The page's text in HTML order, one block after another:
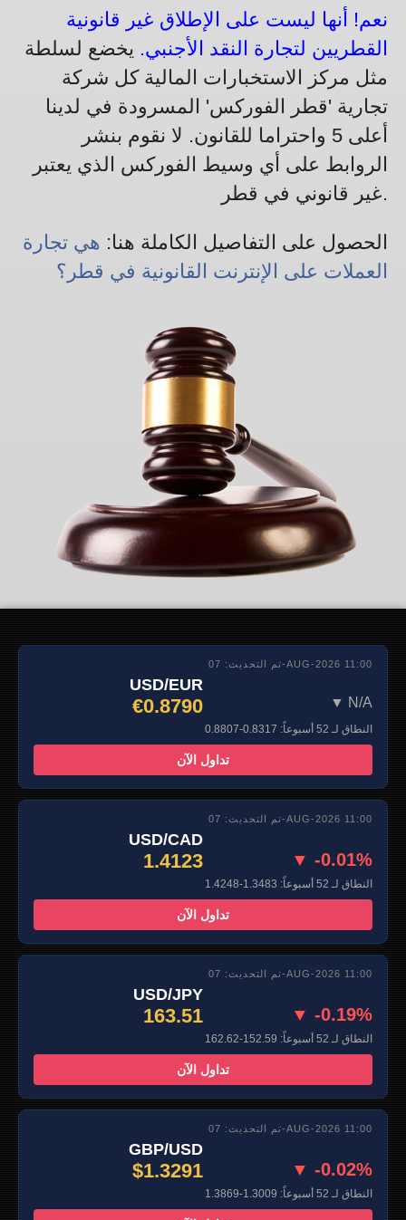
نعم! أنها ليست على الإطلاق غير قانونية
القطريين لتجارة النقد الأجنبي. يخضع لسلطة
مثل مركز الاستخبارات المالية كل شركة
تجارية 'قطر الفوركس' المسرودة في لدينا
أعلى 5 واحتراما للقانون. لا نقوم بنشر
الروابط على أي وسيط الفوركس الذي يعتبر
غير قانوني في قطر.
الحصول على التفاصيل الكاملة هنا: هي تجارة
العملات على الإنترنت القانونية في قطر؟
تم التحديث: 07-AUG-2026 11:00
USD/EUR
€0.8790 ▼ N/A
النطاق لـ 52 أسبوعاً: 0.8317-0.8807
تداول الآن
تم التحديث: 07-AUG-2026 11:00
USD/CAD
1.4123 ▼ -0.01%
النطاق لـ 52 أسبوعاً: 1.3483-1.4248
تداول الآن
تم التحديث: 07-AUG-2026 11:00
USD/JPY
163.51 ▼ -0.19%
النطاق لـ 52 أسبوعاً: 152.59-162.62
تداول الآن
تم التحديث: 07-AUG-2026 11:00
GBP/USD
$1.3291 ▼ -0.02%
النطاق لـ 52 أسبوعاً: 1.3009-1.3869